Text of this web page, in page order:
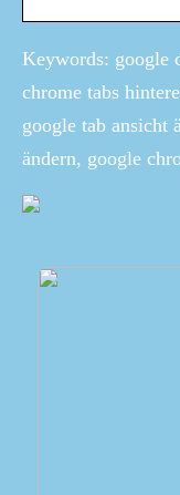
Keywords: google
chrome tabs
google tab ansicht
ändern, google